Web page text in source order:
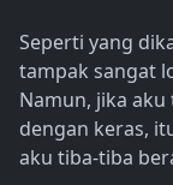
Seperti yang
tampak sangat
Namun, jika
dengan keras,
aku tiba-tiba